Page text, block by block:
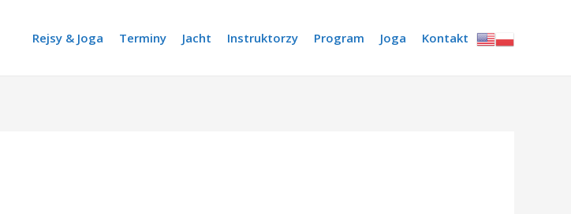
Rejsy & Joga Terminy Jacht Instruktorzy Program Joga Kontakt